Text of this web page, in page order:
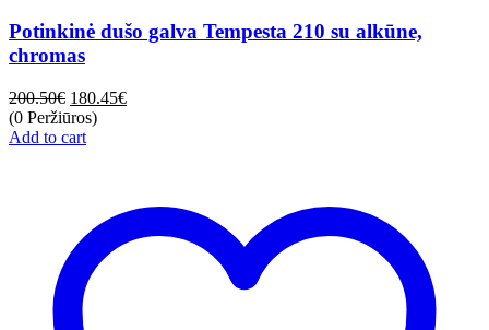
Potinkinė dušo galva Tempesta 210 su alkūne,
chromas
200.50€ 180.45€
(0 Peržiūros)
Add to cart